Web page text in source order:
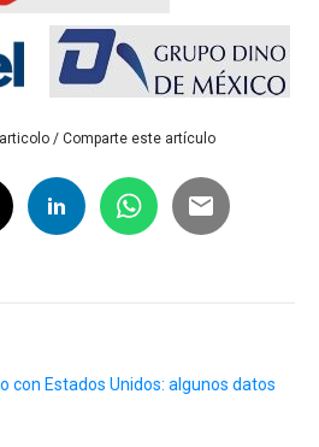
/ Comparte este artículo
con Estados Unidos: algunos datos